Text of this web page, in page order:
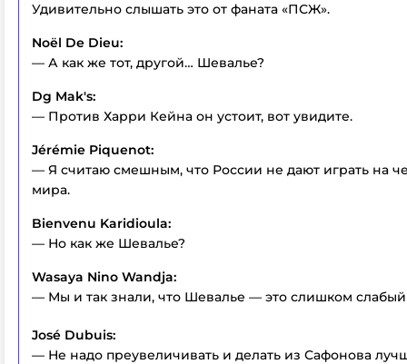
Удивительно слышать это от фаната «ПСЖ».
Noël De Dieu:
— А как же тот, другой… Шевалье?
Dg Mak's:
— Против Харри Кейна он устоит, вот увидите.
Jérémie Piquenot:
— Я считаю смешным, что России не дают играть на
мира.
Bienvenu Karidioula:
— Но как же Шевалье?
Wasaya Nino Wandja:
— Мы и так знали, что Шевалье — это слишком слабый
José Dubuis:
— Не надо преувеличивать и делать из Сафонова